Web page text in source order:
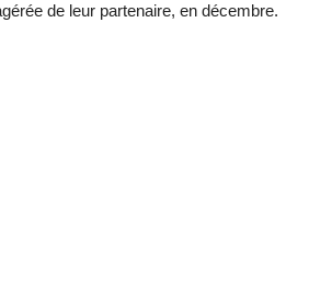
de leur partenaire, en décembre.